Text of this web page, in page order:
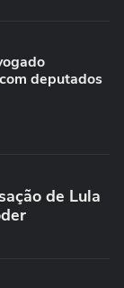
deputados
de Lula